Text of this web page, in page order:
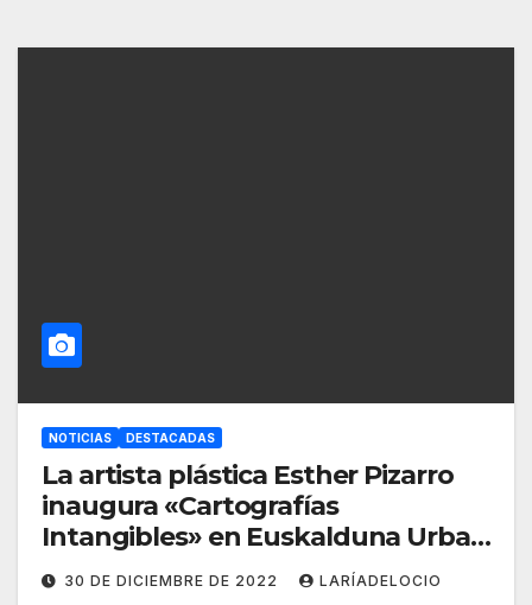
NOTICIAS DESTACADAS
La artista plástica Esther Pizarro
inaugura «Cartografías
Intangibles» en Euskalduna Urban
hall30 DE DICIEMBRE DE 2022 LARÍADELOCIO